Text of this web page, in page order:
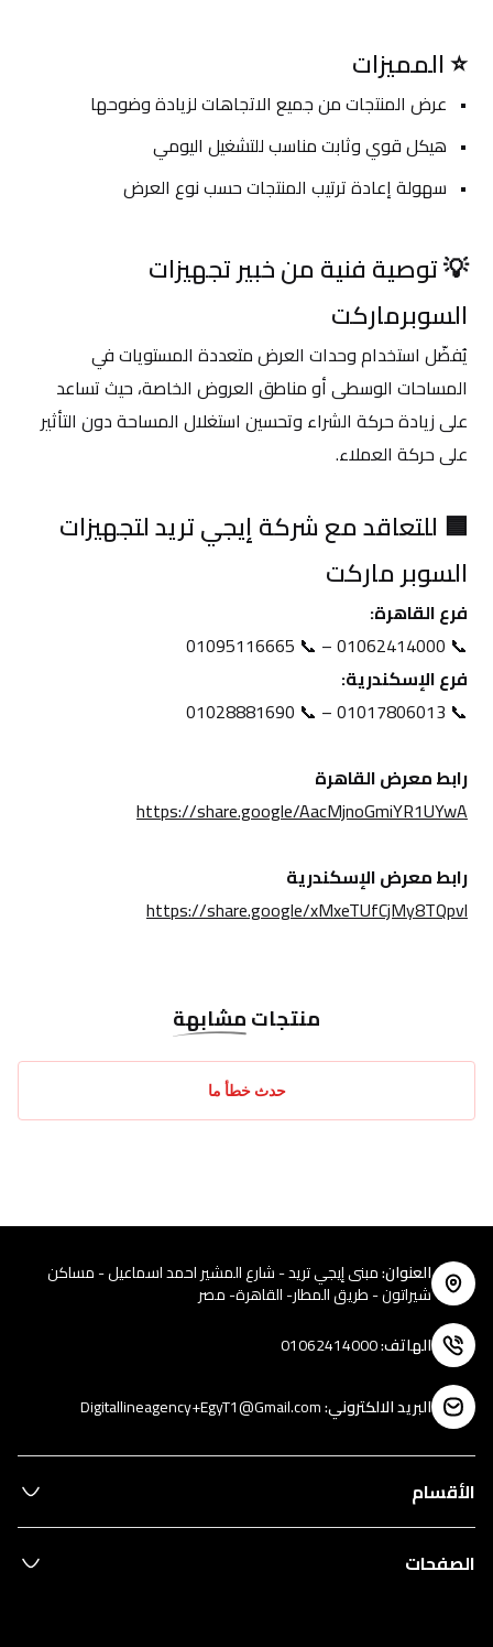
⭐ المميزات
عرض المنتجات من جميع الاتجاهات لزيادة وضوحها
هيكل قوي وثابت مناسب للتشغيل اليومي
سهولة إعادة ترتيب المنتجات حسب نوع العرض
السوبرماركت
على زيادة حركة الشراء وتحسين استغلال المساحة دون التأثير
على حركة العملاء.
السوبر ماركت
فرع القاهرة:
📞 01062414000 – 📞 01095116665
فرع الإسكندرية:
📞 01017806013 – 📞 01028881690
رابط معرض القاهرة
https://share.google/AacMjnoGmiYR1UYwA
رابط معرض الإسكندرية
https://share.google/xMxeTUfCjMy8TQpvl
منتجاتمشابهة
حدث خطأ ما
العنوان:مبنى إيجي تريد - شارع المشير احمد اسماعيل - مساكن
شيراتون - طريق المطار- القاهرة- مصر
الهاتف:
01062414000
البريد الالكتروني:
Digitallineagency+EgyT1@Gmail.com
الأقسام
الصفحات